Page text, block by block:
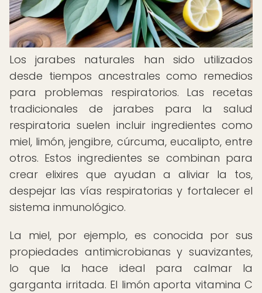
Los jarabes naturales han sido utilizados
desde tiempos ancestrales como remedios
para problemas respiratorios. Las recetas
tradicionales de jarabes para la salud
respiratoria suelen incluir ingredientes como
miel, limón, jengibre, cúrcuma, eucalipto, entre
otros. Estos ingredientes se combinan para
crear elixires que ayudan a aliviar la tos,
despejar las vías respiratorias y fortalecer el
sistema inmunológico.
La miel, por ejemplo, es conocida por sus
propiedades antimicrobianas y suavizantes,
lo que la hace ideal para calmar la
garganta irritada. El limón aporta vitamina C